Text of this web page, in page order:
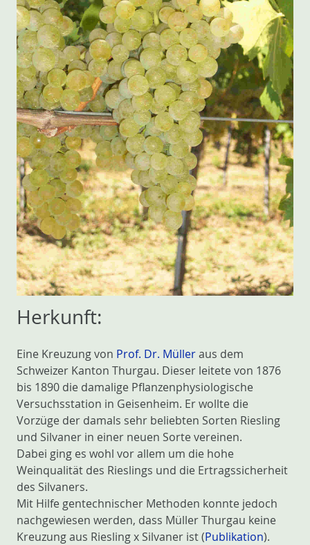
Herkunft:
Eine Kreuzung von Prof. Dr. Mülleraus dem
Schweizer Kanton Thurgau. Dieser leitete von 1876
bis 1890 die damalige Pflanzenphysiologische
Versuchsstation in Geisenheim. Er wollte die
Vorzüge der damals sehr beliebten Sorten Riesling
und Silvaner in einer neuen Sorte vereinen.
Dabei ging es wohl vor allem um die hohe
Weinqualität des Rieslings und die Ertragssicherheit
des Silvaners.
Mit Hilfe gentechnischer Methoden konnte jedoch
nachgewiesen werden, dass Müller Thurgau keine
Kreuzung aus Riesling x Silvaner ist (Publikation).